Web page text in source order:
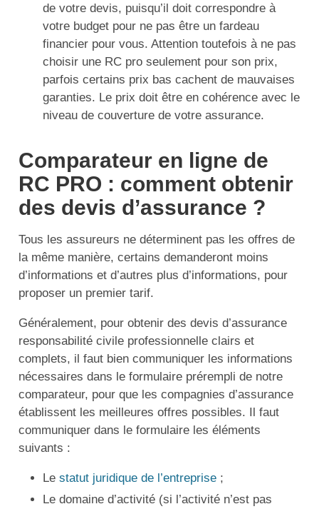
de votre devis, puisqu’il doit correspondre à
votre budget pour ne pas être un fardeau
financier pour vous. Attention toutefois à ne pas
choisir une RC pro seulement pour son prix,
parfois certains prix bas cachent de mauvaises
garanties. Le prix doit être en cohérence avec le
niveau de couverture de votre assurance.
Comparateur en ligne de
RC PRO : comment obtenir
des devis d’assurance ?
Tous les assureurs ne déterminent pas les offres de
la même manière, certains demanderont moins
d’informations et d’autres plus d’informations, pour
proposer un premier tarif.
Généralement, pour obtenir des devis d’assurance
responsabilité civile professionnelle clairs et
complets, il faut bien communiquer les informations
nécessaires dans le formulaire prérempli de notre
comparateur, pour que les compagnies d’assurance
établissent les meilleures offres possibles. Il faut
communiquer dans le formulaire les éléments
suivants :
Le statut juridique de l’entreprise;
Le domaine d’activité (si l’activité n’est pas